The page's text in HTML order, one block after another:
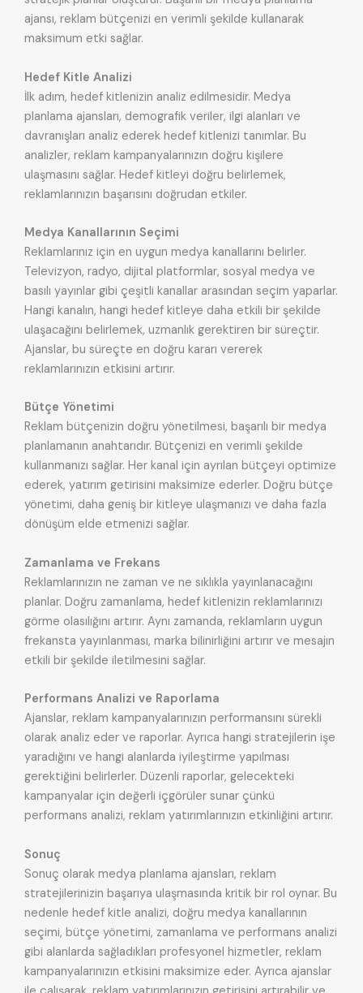
ajansı, reklam bütçenizi en verimli şekilde kullanarak
maksimum etki sağlar.
Hedef Kitle Analizi
İlk adım, hedef kitlenizin analiz edilmesidir. Medya
planlama ajansları, demografik veriler, ilgi alanları ve
davranışları analiz ederek hedef kitlenizi tanımlar. Bu
analizler, reklam kampanyalarınızın doğru kişilere
ulaşmasını sağlar. Hedef kitleyi doğru belirlemek,
reklamlarınızın başarısını doğrudan etkiler.
Medya Kanallarının Seçimi
Reklamlarınız için en uygun medya kanallarını belirler.
Televizyon, radyo, dijital platformlar, sosyal medya ve
basılı yayınlar gibi çeşitli kanallar arasından seçim yaparlar.
Hangi kanalın, hangi hedef kitleye daha etkili bir şekilde
ulaşacağını belirlemek, uzmanlık gerektiren bir süreçtir.
Ajanslar, bu süreçte en doğru kararı vererek
reklamlarınızın etkisini artırır.
Bütçe Yönetimi
Reklam bütçenizin doğru yönetilmesi, başarılı bir medya
planlamanın anahtarıdır. Bütçenizi en verimli şekilde
kullanmanızı sağlar. Her kanal için ayrılan bütçeyi optimize
ederek, yatırım getirisini maksimize ederler. Doğru bütçe
yönetimi, daha geniş bir kitleye ulaşmanızı ve daha fazla
dönüşüm elde etmenizi sağlar.
Zamanlama ve Frekans
Reklamlarınızın ne zaman ve ne sıklıkla yayınlanacağını
planlar. Doğru zamanlama, hedef kitlenizin reklamlarınızı
görme olasılığını artırır. Aynı zamanda, reklamların uygun
frekansta yayınlanması, marka bilinirliğini artırır ve mesajın
etkili bir şekilde iletilmesini sağlar.
Performans Analizi ve Raporlama
Ajanslar, reklam kampanyalarınızın performansını sürekli
olarak analiz eder ve raporlar. Ayrıca hangi stratejilerin işe
yaradığını ve hangi alanlarda iyileştirme yapılması
gerektiğini belirlerler. Düzenli raporlar, gelecekteki
kampanyalar için değerli içgörüler sunar çünkü
performans analizi, reklam yatırımlarınızın etkinliğini artırır.
Sonuç
Sonuç olarak medya planlama ajansları, reklam
stratejilerinizin başarıya ulaşmasında kritik bir rol oynar. Bu
nedenle hedef kitle analizi, doğru medya kanallarının
seçimi, bütçe yönetimi, zamanlama ve performans analizi
gibi alanlarda sağladıkları profesyonel hizmetler, reklam
kampanyalarınızın etkisini maksimize eder. Ayrıca ajanslar